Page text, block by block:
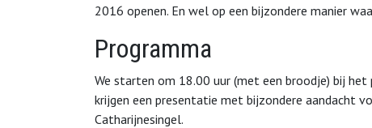
2016 openen. En wel op een bijzondere manier
Programma
We starten om 18.00 uur (met een broodje) bij
krijgen een presentatie met bijzondere aandacht
Catharijnesingel.